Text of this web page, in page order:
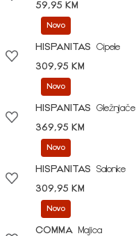
59,95 KM
Novo
HISPANITAS
Cipele
309,95 KM
Novo
HISPANITAS
Gležnjače
369,95 KM
Novo
HISPANITAS
Salonke
309,95 KM
Novo
COMMA
Majica